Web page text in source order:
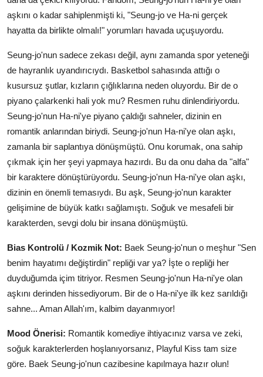
aşkını o kadar sahiplenmişti ki, "Seung-jo ve Ha-ni gerçek
hayatta da birlikte olmalı!" yorumları havada uçuşuyordu.
Seung-jo'nun sadece zekası değil, aynı zamanda spor yeteneği
de hayranlık uyandırıcıydı. Basketbol sahasında attığı o
kusursuz şutlar, kızların çığlıklarına neden oluyordu. Bir de o
piyano çalarkenki hali yok mu? Resmen ruhu dinlendiriyordu.
Seung-jo'nun Ha-ni'ye piyano çaldığı sahneler, dizinin en
romantik anlarından biriydi. Seung-jo'nun Ha-ni'ye olan aşkı,
zamanla bir saplantıya dönüşmüştü. Onu korumak, ona sahip
çıkmak için her şeyi yapmaya hazırdı. Bu da onu daha da "alfa"
bir karaktere dönüştürüyordu. Seung-jo'nun Ha-ni'ye olan aşkı,
dizinin en önemli temasıydı. Bu aşk, Seung-jo'nun karakter
gelişimine de büyük katkı sağlamıştı. Soğuk ve mesafeli bir
karakterden, sevgi dolu bir insana dönüşmüştü.
Bias Kontrolü / Kozmik Not: Baek Seung-jo'nun o meşhur "Sen
benim hayatımı değiştirdin" repliği var ya? İşte o repliği her
duyduğumda içim titriyor. Resmen Seung-jo'nun Ha-ni'ye olan
aşkını derinden hissediyorum. Bir de o Ha-ni'ye ilk kez sarıldığı
sahne... Aman Allah'ım, kalbim dayanmıyor!
Mood Önerisi: Romantik komediye ihtiyacınız varsa ve zeki,
soğuk karakterlerden hoşlanıyorsanız, Playful Kiss tam size
göre. Baek Seung-jo'nun cazibesine kapılmaya hazır olun!